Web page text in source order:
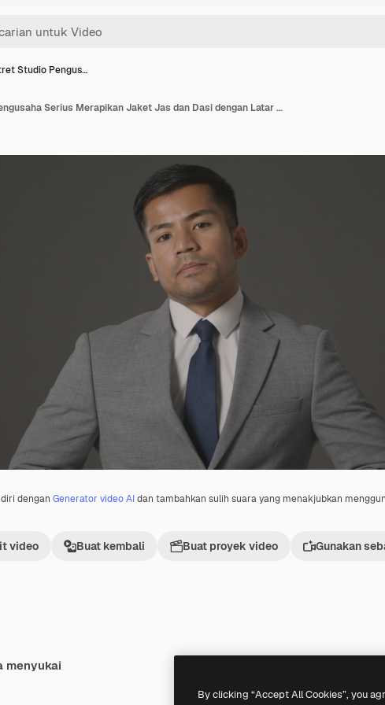
Studio Pengus…
dengan Generator video AIdan tambahkan sulih suara yang menakjubkan
video Buat kembali Buat proyek video Gunakan
Potret Studio Pengusaha Serius Merapikan Jaket Jas dan Dasi dengan Latar Belakang Abu-abu Menatap Kamera
menyukai
By clicking “Accept All Cookies”, you